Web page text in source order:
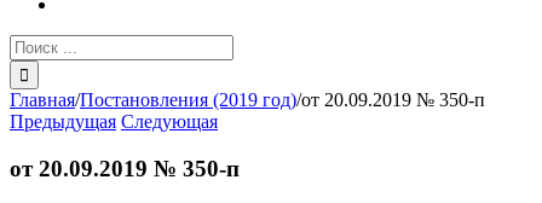
Результат
поиска:
Главная/Постановления (2019 год)/от 20.09.2019 № 350-п
Предыдущая Следующая
от 20.09.2019 № 350-п